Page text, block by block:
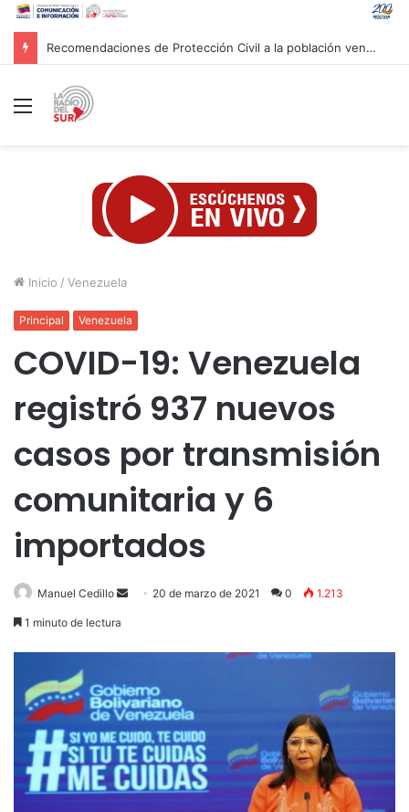
Gobierno venezolano avanza en los trabajos de recuperación y construcción del terminal temporal en Maiquetía
Menú
Inicio / Venezuela
Principal Venezuela
COVID-19: Venezuela
registró 937 nuevos
casos por transmisión
comunitaria y 6
importados
Manuel Cedillo
Send 20 de marzo de 2021 0 1.213
1 minuto de lectura